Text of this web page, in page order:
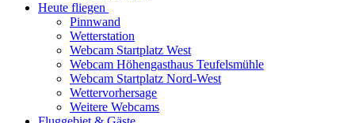
Heute fliegen
Pinnwand
Wetterstation
Webcam Startplatz West
Webcam Höhengasthaus Teufelsmühle
Webcam Startplatz Nord-West
Wettervorhersage
Weitere Webcams